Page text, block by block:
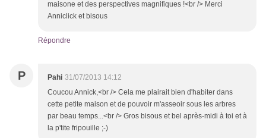
maisone et des perspectives magnifiques !<br /> Merci
Anniclick et bisous
Répondre
P Pahi 31/07/2013 14:12
Coucou Annick,<br /> Cela me plairait bien d'habiter dans
cette petite maison et de pouvoir m'asseoir sous les arbres
par beau temps...<br /> Gros bisous et bel après-midi à toi et à
la p'tite fripouille ;-)